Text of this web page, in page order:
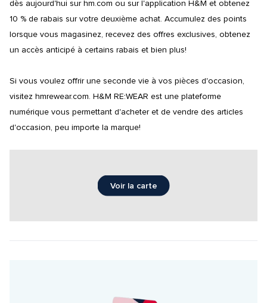
dès aujourd'hui sur hm.com ou sur l'application H&M et obtenez
10 % de rabais sur votre deuxième achat. Accumulez des points
lorsque vous magasinez, recevez des offres exclusives, obtenez
un accès anticipé à certains rabais et bien plus!
Si vous voulez offrir une seconde vie à vos pièces d'occasion,
visitez hmrewear.com. H&M RE:WEAR est une plateforme
numérique vous permettant d'acheter et de vendre des articles
d'occasion, peu importe la marque!
Voir la carte